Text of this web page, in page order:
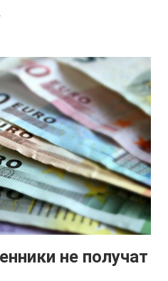
не получат